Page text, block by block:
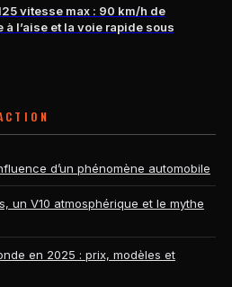
vitesse max : 90 km/h de
l’aise et la voie rapide sous
d’un phénomène automobile
un V10 atmosphérique et le mythe
en 2025 : prix, modèles et